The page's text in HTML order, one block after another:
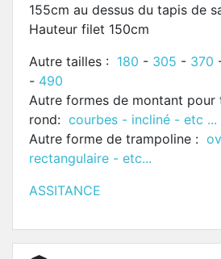
155cm au dessus du tapis de
Hauteur filet 150cm
Autre tailles : 180 - 305 - 370
- 490
Autre formes de montant pour
rond: courbes - incliné - etc ...
Autre forme de trampoline :
rectangulaire - etc...
ASSITANCE